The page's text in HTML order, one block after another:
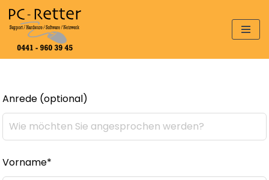
Zum
Inhalt
springen
Anrede (optional)
Vorname*